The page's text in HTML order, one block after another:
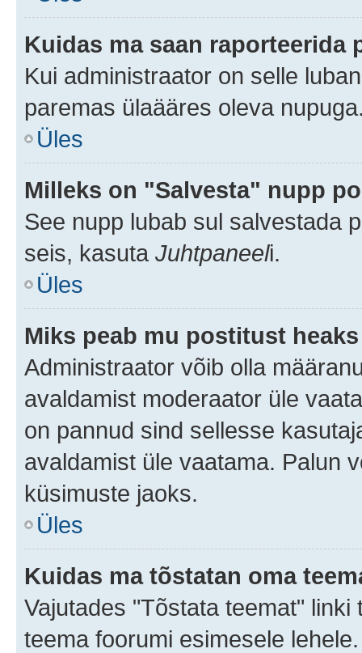
Kuidas ma saan raporteerida
Kui administraator on selle
paremas ülaääres oleva
Üles
Milleks on "Salvesta" nupp
See nupp lubab sul salvestada
seis, kasuta Juhtpaneeli.
Üles
Miks peab mu postitust
Administraator võib olla
avaldamist moderaator üle
on pannud sind sellesse
avaldamist üle vaatama. Palun
küsimuste jaoks.
Üles
Kuidas ma tõstatan oma
Vajutades "Tõstata teemat"
teema foorumi esimesele